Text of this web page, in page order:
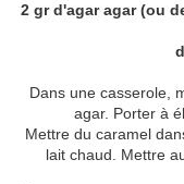
2 gr d'agar agar (ou
Dans une casserole,
agar. Porter à
Mettre du caramel
lait chaud. Mettre